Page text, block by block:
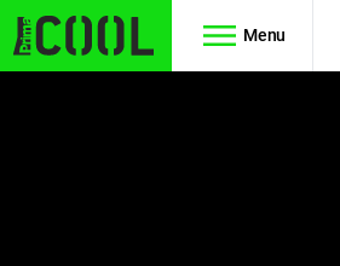
Menu